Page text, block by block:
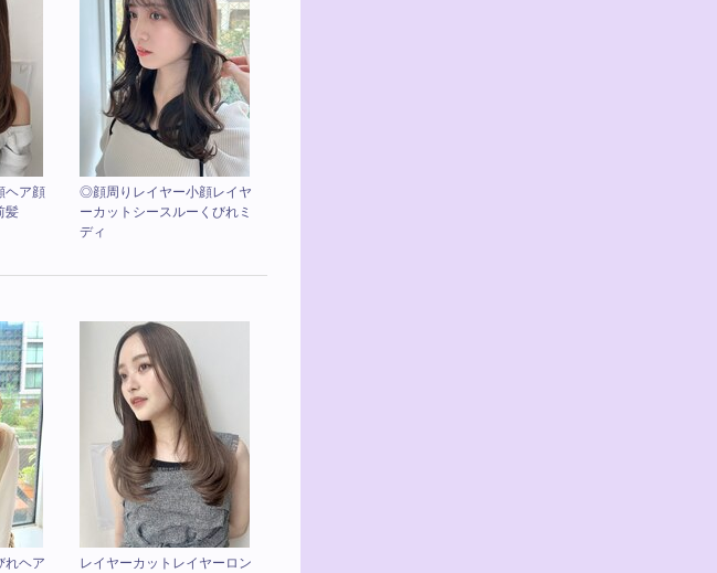
ヘア顔
髪
◎顔周りレイヤー小顔レイヤ
ーカットシースルーくびれミ
ディ
れヘア
レイヤーカットレイヤーロン